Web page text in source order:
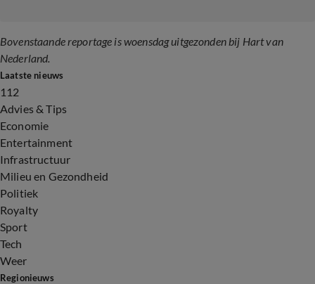
Bovenstaande reportage is woensdag uitgezonden bij Hart van
Nederland.
Laatste nieuws
112
Advies & Tips
Economie
Entertainment
Infrastructuur
Milieu en Gezondheid
Politiek
Royalty
Sport
Tech
Weer
Regionieuws